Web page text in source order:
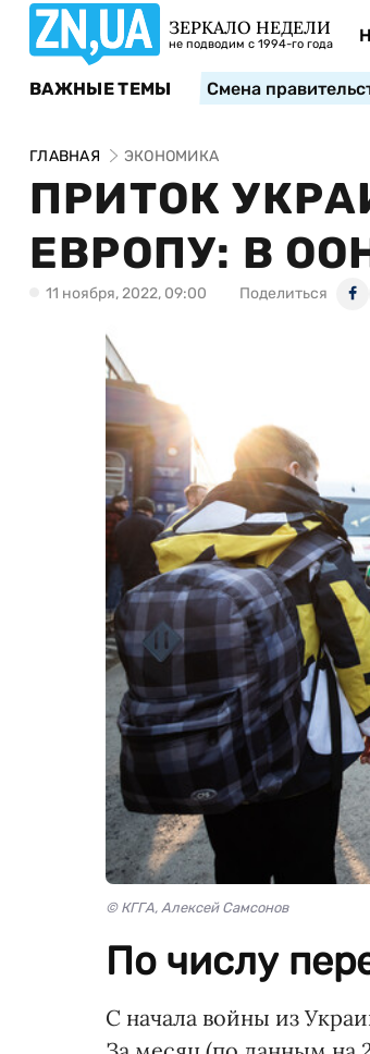
ЗЕРКАЛО НЕДЕЛИ
не подводим с 1994-го года
ВАЖНЫЕ ТЕМЫ Смена
ГЛАВНАЯ ЭКОНОМИКА
ПРИТОК
ЕВРОПУ: В
11 ноября, 2022, 09:00 Поделиться
© КГГА, Алексей Самсонов
По числу
С начала войны из